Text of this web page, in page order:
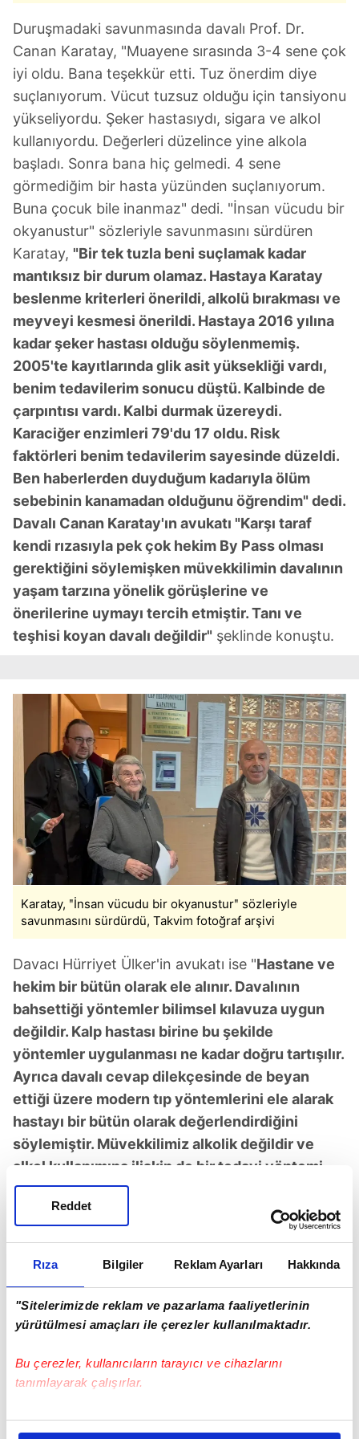
Rıza Bilgiler Reklam Ayarları Hakkında
"Sitelerimizde reklam ve pazarlama faaliyetlerinin
yürütülmesi amaçları ile çerezler kullanılmaktadır.
Bu çerezler, kullanıcıların tarayıcı ve cihazlarını
tanımlayarak çalışırlar.
Bu çerezlere izin vermeniz halinde sizlere özel
Reddet
Duruşmadaki savunmasında davalı Prof. Dr.
Canan Karatay, "Muayene sırasında 3-4 sene çok
iyi oldu. Bana teşekkür etti. Tuz önerdim diye
suçlanıyorum. Vücut tuzsuz olduğu için tansiyonu
yükseliyordu. Şeker hastasıydı, sigara ve alkol
kullanıyordu. Değerleri düzelince yine alkola
başladı. Sonra bana hiç gelmedi. 4 sene
görmediğim bir hasta yüzünden suçlanıyorum.
Buna çocuk bile inanmaz" dedi. "İnsan vücudu bir
okyanustur" sözleriyle savunmasını sürdüren
Karatay, "Bir tek tuzla beni suçlamak kadar
mantıksız bir durum olamaz. Hastaya Karatay
beslenme kriterleri önerildi, alkolü bırakması ve
meyveyi kesmesi önerildi. Hastaya 2016 yılına
kadar şeker hastası olduğu söylenmemiş.
2005'te kayıtlarında glik asit yüksekliği vardı,
benim tedavilerim sonucu düştü. Kalbinde de
çarpıntısı vardı. Kalbi durmak üzereydi.
Karaciğer enzimleri 79'du 17 oldu. Risk
faktörleri benim tedavilerim sayesinde düzeldi.
Ben haberlerden duyduğum kadarıyla ölüm
sebebinin kanamadan olduğunu öğrendim" dedi.
Davalı Canan Karatay'ın avukatı "Karşı taraf
kendi rızasıyla pek çok hekim By Pass olması
gerektiğini söylemişken müvekkilimin davalının
yaşam tarzına yönelik görüşlerine ve
önerilerine uymayı tercih etmiştir. Tanı ve
teşhisi koyan davalı değildir" şeklinde konuştu.
Karatay, ʺİnsan vücudu bir okyanusturʺ sözleriyle
savunmasını sürdürdü, Takvim fotoğraf arşivi
Davacı Hürriyet Ülker'in avukatı ise "Hastane ve
hekim bir bütün olarak ele alınır. Davalının
bahsettiği yöntemler bilimsel kılavuza uygun
değildir. Kalp hastası birine bu şekilde
yöntemler uygulanması ne kadar doğru tartışılır.
Ayrıca davalı cevap dilekçesinde de beyan
ettiği üzere modern tıp yöntemlerini ele alarak
hastayı bir bütün olarak değerlendirdiğini
söylemiştir. Müvekkilimiz alkolik değildir ve
alkol kullanımına ilişkin de bir tedavi yöntemi
önerilmemiştir, böyle bir tespit de yoktur"